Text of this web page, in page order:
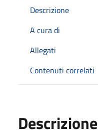
Descrizione
A cura di
Allegati
Contenuti correlati
Descrizione